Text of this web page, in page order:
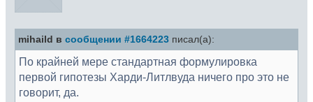
mihaild в сообщении #1664223 писал(а):
По крайней мере стандартная формулировка
первой гипотезы Харди-Литлвуда ничего про это не
говорит, да.